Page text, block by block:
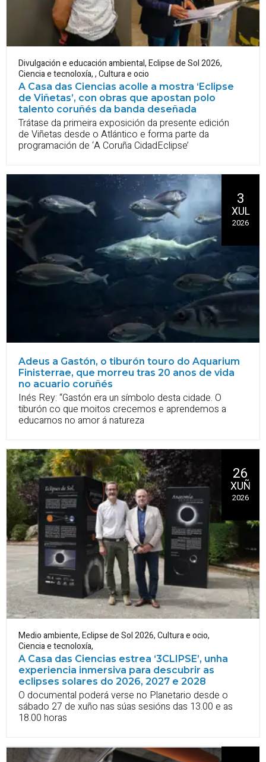
Divulgación e educación ambiental,Eclipse de Sol 2026,
Ciencia e tecnoloxía,,Cultura e ocio
A Casa das Ciencias acolle a mostra ‘Eclipse
de Viñetas’, con obras que apostan polo
talento coruñés da banda deseñada
Trátase da primeira exposición da presente edición
de Viñetas desde o Atlántico e forma parte da
programación de ‘A Coruña CidadEclipse’
Adeus a Gastón, o tiburón touro do Aquarium
Finisterrae, que morreu tras 20 anos de vida
no acuario coruñés
3
XUL
2026
Inés Rey: “Gastón era un símbolo desta cidade. O
tiburón co que moitos crecemos e aprendemos a
educarnos no amor á natureza
Medio ambiente,Eclipse de Sol 2026,Cultura e ocio,
Ciencia e tecnoloxía,
A Casa das Ciencias estrea ‘3CLIPSE’, unha
experiencia inmersiva para descubrir as
eclipses solares do 2026, 2027 e 2028
26
XUÑ
2026
O documental poderá verse no Planetario desde o
sábado 27 de xuño nas súas sesións das 13.00 e as
18.00 horas